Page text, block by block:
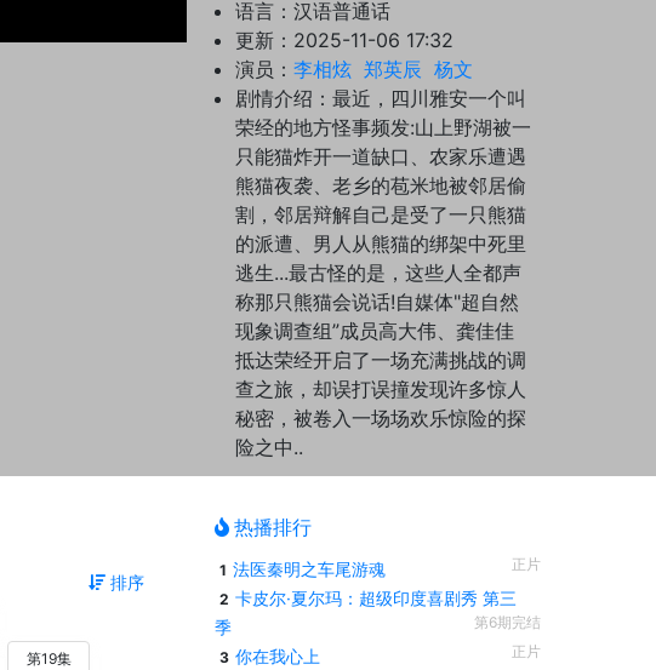
语言： 汉语普通话
更新： 2025-11-06 17:32
演员： 李相炫 郑英辰 杨文
剧情介绍： 最近，四川雅安一个叫
荣经的地方怪事频发:山上野湖被一
只能猫炸开一道缺口、农家乐遭遇
熊猫夜袭、老乡的苞米地被邻居偷
割，邻居辩解自己是受了一只熊猫
的派遭、男人从熊猫的绑架中死里
逃生...最古怪的是，这些人全都声
称那只熊猫会说话!自媒体"超自然
现象调查组”成员高大伟、龚佳佳
抵达荣经开启了一场充满挑战的调
查之旅，却误打误撞发现许多惊人
秘密，被卷入一场场欢乐惊险的探
险之中..
排序
第19集
热播排行
1 法医秦明之车尾游魂
正片
2 卡皮尔·夏尔玛：超级印度喜剧秀 第三
季
第6期完结
3 你在我心上
正片